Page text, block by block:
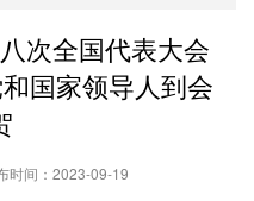
次全国代表大会
国家领导人到会
时间： 2023-09-19